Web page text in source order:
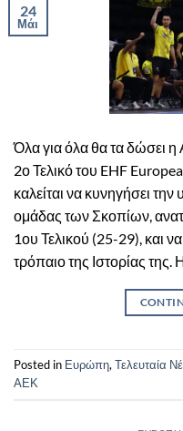
24
Μάι
Όλα για όλα θα τα δώσει
2ο Τελικό του EHF
καλείται να κυνηγήσει
ομάδας των Σκοπίων,
1ου Τελικού (25-29), και
τρόπαιο της Ιστορίας της.
Posted in Ευρώπη,Τελευταία
ΑΕΚ